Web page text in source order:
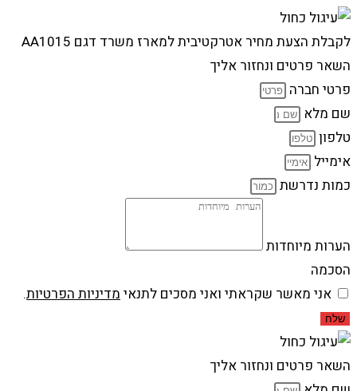
לקבלת הצעת מחיר אטרקטיבית למארז משרד דגם AA1015
השאר פרטים ונחזור אליך
פרטי חברה
שם מלא
טלפון
אימייל
כמות נדרשת
הערות מיוחדות
הסכמה
אני מאשר שקראתי ואני מסכים לתנאי מדיניות הפרטיות.
שלח
השאר פרטים ונחזור אליך